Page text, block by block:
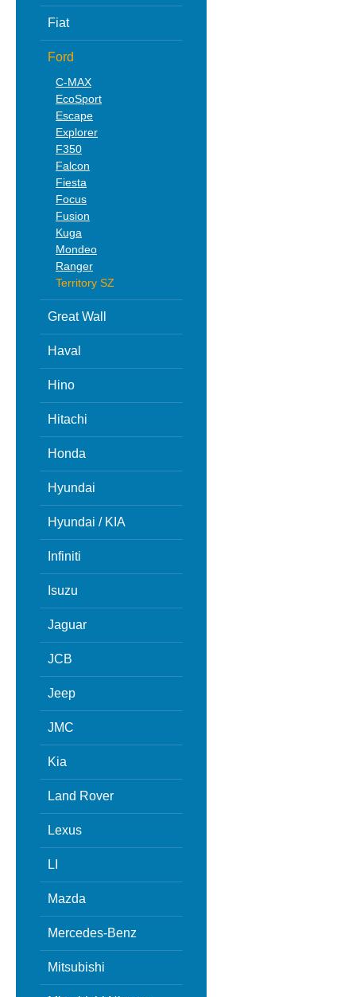
Fiat
Ford
C-MAX
EcoSport
Escape
Explorer
F350
Falcon
Fiesta
Focus
Fusion
Kuga
Mondeo
Ranger
Territory SZ
Great Wall
Haval
Hino
Hitachi
Honda
Hyundai
Hyundai / KIA
Infiniti
Isuzu
Jaguar
JCB
Jeep
JMC
Kia
Land Rover
Lexus
LI
Mazda
Mercedes-Benz
Mitsubishi